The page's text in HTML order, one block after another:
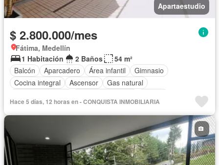
Apartaestudio
$ 2.800.000/mes
Fátima, Medellín
1 Habitación
2 Baños
54 m²
Balcón
Aparcadero Área infantil
Gimnasio
Cocina integral
Ascensor
Gas natural
Hace 5 días, 12 horas en - CONQUISTA INMOBILIARIA